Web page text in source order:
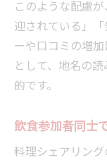
このような配慮
迎されている」
ーや口コミの増
として、地名の
的です。
飲食参加者同士
料理シェアリン